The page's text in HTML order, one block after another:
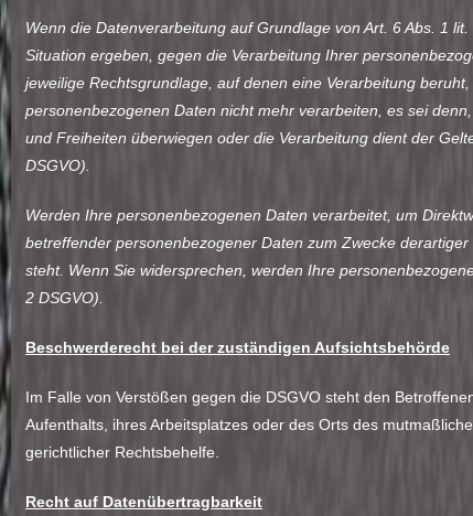
Wenn die Datenverarbeitung auf Grundlage von Art. 6 Abs. 1
Situation ergeben, gegen die Verarbeitung Ihrer
jeweilige Rechtsgrundlage, auf denen eine Verarbeitung
personenbezogenen Daten nicht mehr verarbeiten, es sei
und Freiheiten überwiegen oder die Verarbeitung dient der
DSGVO).
Werden Ihre personenbezogenen Daten verarbeitet, um
betreffender personenbezogener Daten zum Zwecke
steht. Wenn Sie widersprechen, werden Ihre
2 DSGVO).
Beschwerderecht bei der zuständigen Aufsichtsbehörde
Im Falle von Verstößen gegen die DSGVO steht den
Aufenthalts, ihres Arbeitsplatzes oder des Orts des
gerichtlicher Rechtsbehelfe.
Recht auf Datenübertragbarkeit